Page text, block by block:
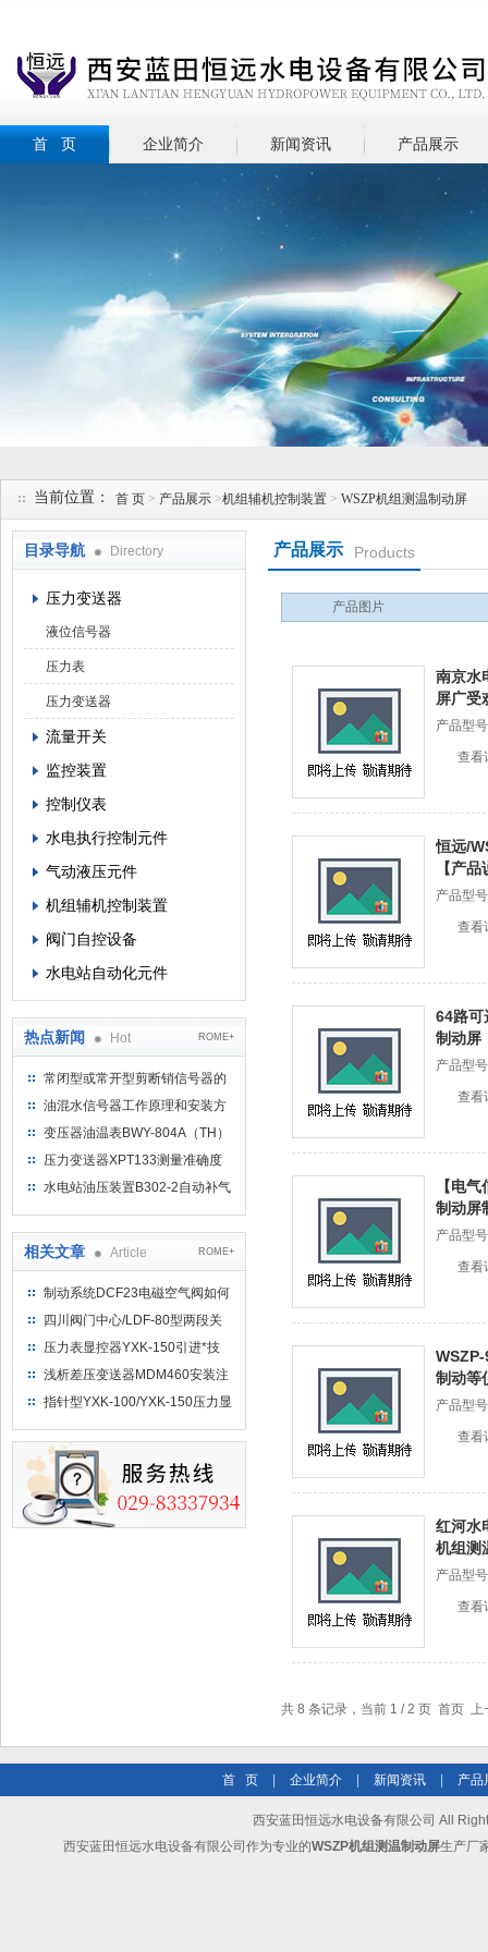
首 页 企业简介 新闻资讯 产品展示
当前位置： 首 页 > 产品展示 >机组辅机控制装置 > WSZP机组测温制动屏
目录导航 Directory
压力变送器
液位信号器
压力表
压力变送器
流量开关
监控装置
控制仪表
水电执行控制元件
气动液压元件
机组辅机控制装置
阀门自控设备
水电站自动化元件
热点新闻 Hot ROME+
常闭型或常开型剪断销信号器的
工作原理
油混水信号器工作原理和安装方
式
变压器油温表BWY-804A（TH）
测量范围
压力变送器XPT133测量准确度
不高是什么原因导致的？
水电站油压装置B302-2自动补气
相关文章 Article ROME+
制动系统DCF23电磁空气阀如何
使用
四川阀门中心/LDF-80型两段关
闭阀厂家
压力表显控器YXK-150引进*技
术、结构牢固
浅析差压变送器MDM460安装注
意事项
指针型YXK-100/YXK-150压力显
产品展示 Products
产品图片
南京水
屏广受
产品型
查看
恒远/
【产
产品型
查看
64路可
制动屏
产品型
查看
【电
制动屏
产品型
查看
制动等
产品型
查看
红河水
机组测
产品型
查看
共 8 条记录，当前 1 / 2 页 首页
首 页 企业简介 新闻资讯 产品
西安蓝田恒远水电设备有限公司 All
西安蓝田恒远水电设备有限公司作为专业的WSZP机组测温制动屏生产厂